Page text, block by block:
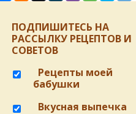
ПОДПИШИТЕСЬ НА
РАССЫЛКУ РЕЦЕПТОВ И
СОВЕТОВ
Рецепты моей
бабушки
Вкусная выпечка